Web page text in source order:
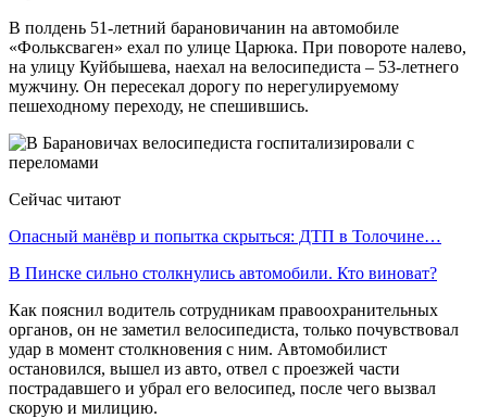
В полдень 51-летний барановичанин на автомобиле
«Фольксваген» ехал по улице Царюка. При повороте налево,
на улицу Куйбышева, наехал на велосипедиста – 53-летнего
мужчину. Он пересекал дорогу по нерегулируемому
пешеходному переходу, не спешившись.
Сейчас читают
Опасный манёвр и попытка скрыться: ДТП в Толочине…
В Пинске сильно столкнулись автомобили. Кто виноват?
Как пояснил водитель сотрудникам правоохранительных
органов, он не заметил велосипедиста, только почувствовал
удар в момент столкновения с ним. Автомобилист
остановился, вышел из авто, отвел с проезжей части
пострадавшего и убрал его велосипед, после чего вызвал
скорую и милицию.